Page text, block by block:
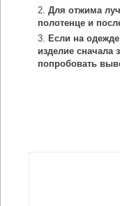
Для отжима
полотенце и
Если на
изделие
попробовать